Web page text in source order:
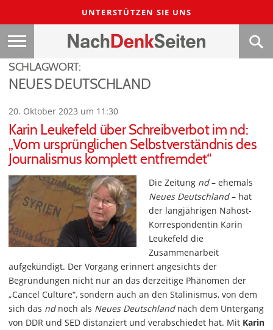
UNTERSTÜTZEN SIE UNS
SCHLAGWORT:
NEUES DEUTSCHLAND
20. Oktober 2023 um 11:30
Karin Leukefeld über Schreibverbot im nd:
„Vom ursprünglichen Selbstverständnis des
Journalismus komplett entfremdet“
Die Zeitung nd– ehemals
Neues Deutschland– hat
der langjährigen Nahost-
Korrespondentin Karin
Leukefeld die
Zusammenarbeit
aufgekündigt. Der Vorgang erinnert angesichts der
Begründungen nicht nur an das derzeitige Phänomen der
„Cancel Culture“, sondern auch an den Stalinismus, von dem
sich das ndnoch als Neues Deutschlandnach dem Untergang
von DDR und SED distanziert und verabschiedet hat. Mit Karin